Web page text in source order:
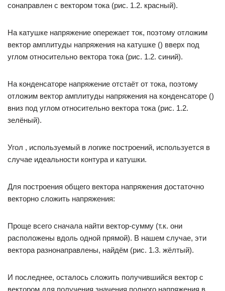
сонаправлен с вектором тока (рис. 1.2. красный).
На катушке напряжение опережает ток, поэтому отложим
вектор амплитуды напряжения на катушке () вверх под
углом относительно вектора тока (рис. 1.2. синий).
На конденсаторе напряжение отстаёт от тока, поэтому
отложим вектор амплитуды напряжения на конденсаторе ()
вниз под углом относительно вектора тока (рис. 1.2.
зелёный).
Угол , используемый в логике построений, используется в
случае идеальности контура и катушки.
Для построения общего вектора напряжения достаточно
векторно сложить напряжения:
Проще всего сначала найти вектор-сумму (т.к. они
расположены вдоль одной прямой). В нашем случае, эти
вектора разнонаправлены, найдём (рис. 1.3. жёлтый).
И последнее, осталось сложить получившийся вектор с